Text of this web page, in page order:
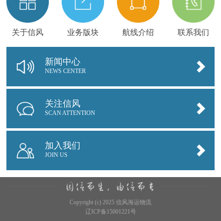
关于信风 业务版块 航线介绍 联系我们
新闻中心
NEWS CENTER
关注信风
SCAN ATTENTION
加入我们
JOIN US
Copyright (c) 2025 信风海运物流
辽ICP备15001221号